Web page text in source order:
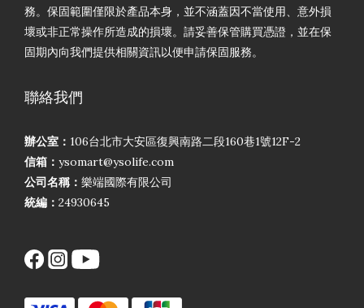
務。保固範圍僅限於產品本身，並不涵蓋因不當使用、意外損
壞或非正常操作所造成的損壞。請妥善保管購買憑證，並在保
固期內向我們提供相關資訊以便申請保固服務。
聯絡我們
辦公室： 106台北市大安區復興南路二段160巷1號12F-2
信箱： ysomart@ysolife.com
公司名稱： 樂端國際有限公司
統編： 24930645